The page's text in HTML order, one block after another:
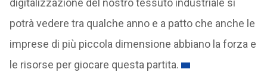
digitalizzazione del nostro tessuto industriale si
potrà vedere tra qualche anno e a patto che anche le
imprese di più piccola dimensione abbiano la forza e
le risorse per giocare questa partita.